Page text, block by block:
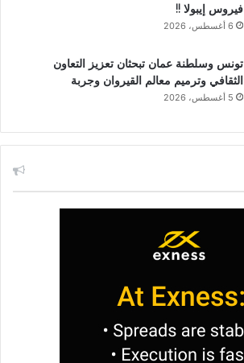
فيروس إيبولا !!
6 أغسطس، 2026
تونس وسلطنة عمان تبحثان تعزيز التعاون
الثقافي وترميم معالم القيروان وجربة
5 أغسطس، 2026